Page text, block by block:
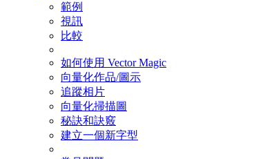
範例
視訊
比較
如何使用 Vector Magic
向量化作品/圖示
追蹤相片
向量化掃描圖
秘訣和訣竅
建立一個新字型